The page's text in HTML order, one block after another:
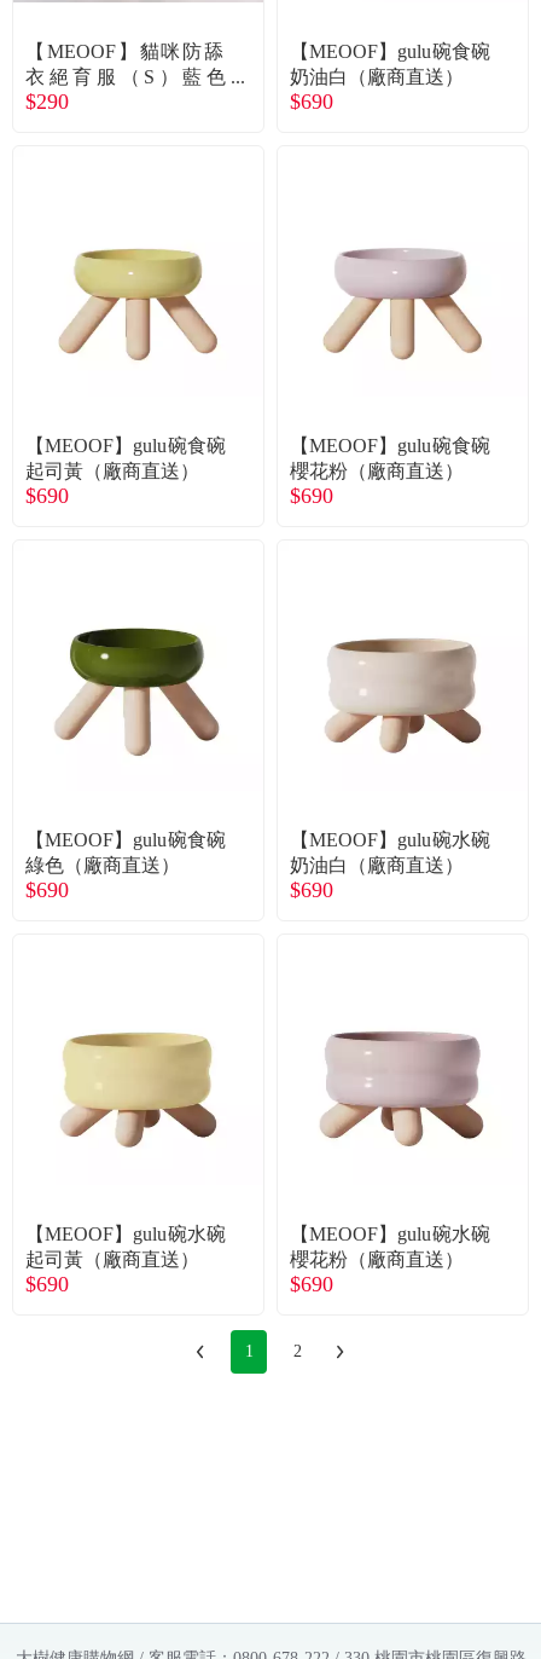
【MEOOF】貓咪防舔
衣絕育服（S）藍色
（廠商直送）
$290
【MEOOF】gulu碗食碗
奶油白（廠商直送）
$690
【MEOOF】gulu碗食碗
起司黃（廠商直送）
$690
【MEOOF】gulu碗食碗
櫻花粉（廠商直送）
$690
【MEOOF】gulu碗食碗
綠色（廠商直送）
$690
【MEOOF】gulu碗水碗
奶油白（廠商直送）
$690
【MEOOF】gulu碗水碗
起司黃（廠商直送）
$690
【MEOOF】gulu碗水碗
櫻花粉（廠商直送）
$690
1 2